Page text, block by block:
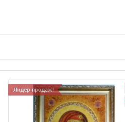
Лидер продаж!